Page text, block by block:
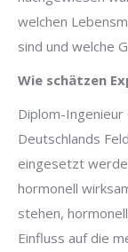
welchen
sind und welche
Wie schätzen
Diplom-
Deutschlands
eingesetzt
hormonell
stehen,
Einfluss auf die